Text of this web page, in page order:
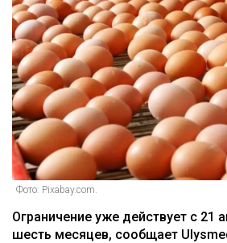
Фото: Pixabay.com.
Ограничение уже действует с 21
шесть месяцев, сообщает